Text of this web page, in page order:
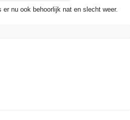
nu ook behoorlijk nat en slecht weer.